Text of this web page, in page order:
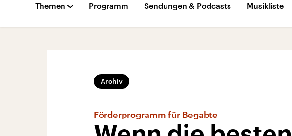
Themen Programm Sendungen & Podcasts Musikliste
Archiv
Förderprogramm für Begabte